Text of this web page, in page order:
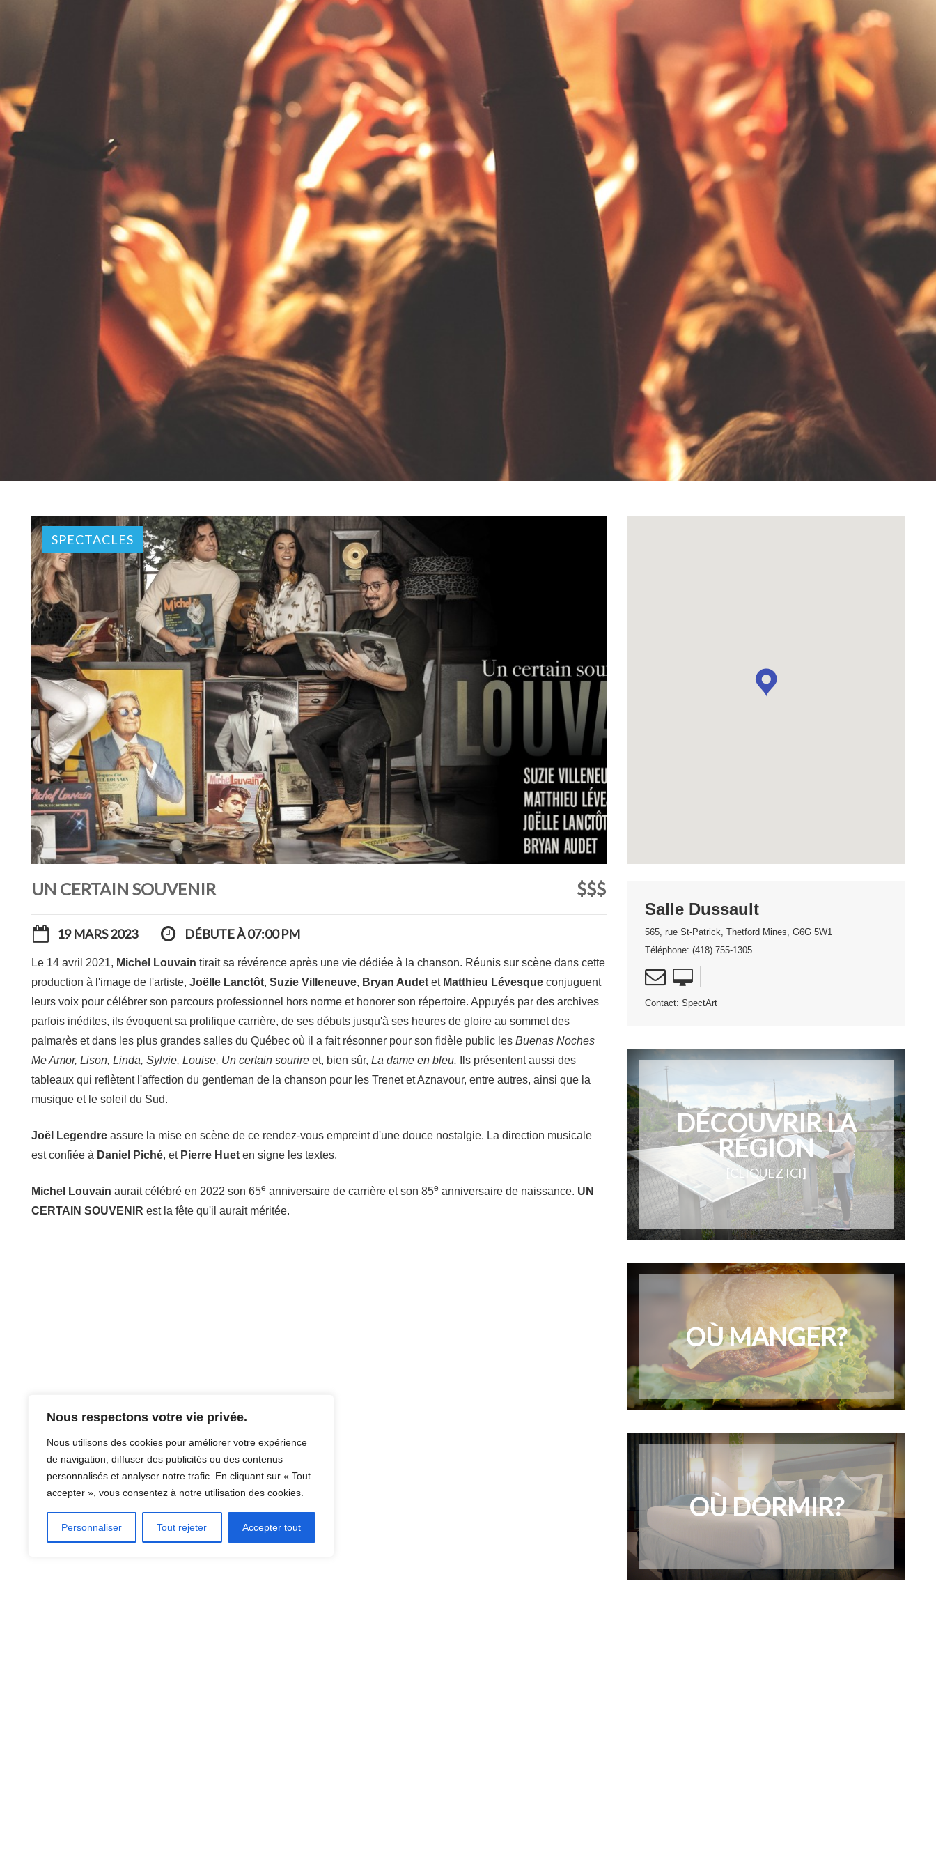
Nous respectons votre vie privée.
Nous utilisons des cookies pour améliorer votre expérience
de navigation, diffuser des publicités ou des contenus
personnalisés et analyser notre trafic. En cliquant sur « Tout
accepter », vous consentez à notre utilisation des cookies.
Personnaliser Tout rejeter Accepter tout
SPECTACLES
UN CERTAIN SOUVENIR
19 MARS 2023 DÉBUTE À 07:00 PM
Le 14 avril 2021, Michel Louvain tirait sa révérence après une vie dédiée à la chanson. Réunis sur scène dans cette
production à l'image de l'artiste, Joëlle Lanctôt, Suzie Villeneuve, Bryan Audet et Matthieu Lévesque conjuguent
leurs voix pour célébrer son parcours professionnel hors norme et honorer son répertoire. Appuyés par des archives
parfois inédites, ils évoquent sa prolifique carrière, de ses débuts jusqu'à ses heures de gloire au sommet des
palmarès et dans les plus grandes salles du Québec où il a fait résonner pour son fidèle public les Buenas Noches
Me Amor, Lison, Linda, Sylvie, Louise, Un certain sourire et, bien sûr, La dame en bleu.
Ils présentent aussi des
tableaux qui reflètent l'affection du gentleman de la chanson pour les Trenet et Aznavour, entre autres, ainsi que la
musique et le soleil du Sud.
Joël Legendre assure la mise en scène de ce rendez-vous empreint d'une douce nostalgie. La direction musicale
est confiée à Daniel Piché, et Pierre Huet en signe les textes.
Michel Louvain aurait célébré en 2022 son 65e anniversaire de carrière et son 85e anniversaire de naissance. UN
CERTAIN SOUVENIR est la fête qu'il aurait méritée.
Salle Dussault
565, rue St-Patrick, Thetford Mines, G6G 5W1
Téléphone: (418) 755-1305
Contact: SpectArt
DÉCOUVRIR LA
RÉGION
[CLIQUEZ ICI]
OÙ MANGER?
OÙ DORMIR?